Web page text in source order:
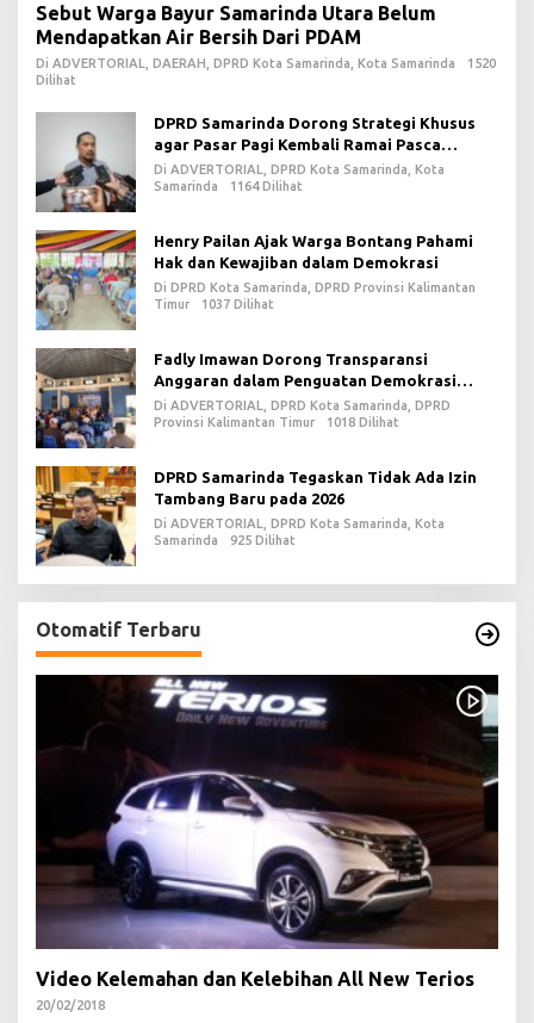
Sebut Warga Bayur Samarinda Utara Belum
Mendapatkan Air Bersih Dari PDAM
Di ADVERTORIAL, DAERAH, DPRD Kota Samarinda, Kota Samarinda
1520
Dilihat
DPRD Samarinda Dorong Strategi Khusus
agar Pasar Pagi Kembali Ramai Pasca
Revitalisasi
Di ADVERTORIAL, DPRD Kota Samarinda, Kota
Samarinda
1164 Dilihat
Henry Pailan Ajak Warga Bontang Pahami
Hak dan Kewajiban dalam Demokrasi
Di DPRD Kota Samarinda, DPRD Provinsi Kalimantan
Timur
1037 Dilihat
Fadly Imawan Dorong Transparansi
Anggaran dalam Penguatan Demokrasi
Daerah di PPU
Di ADVERTORIAL, DPRD Kota Samarinda, DPRD
Provinsi Kalimantan Timur
1018 Dilihat
DPRD Samarinda Tegaskan Tidak Ada Izin
Tambang Baru pada 2026
Di ADVERTORIAL, DPRD Kota Samarinda, Kota
Samarinda
925 Dilihat
Otomatif Terbaru
Video Kelemahan dan Kelebihan All New Terios
20/02/2018